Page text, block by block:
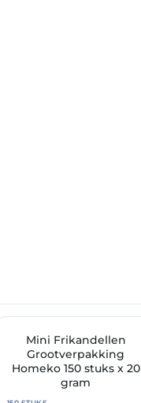
✓ VAST ASSORTIMENT
Mini Frikandellen
Grootverpakking
Homeko 150 stuks x 20
gram